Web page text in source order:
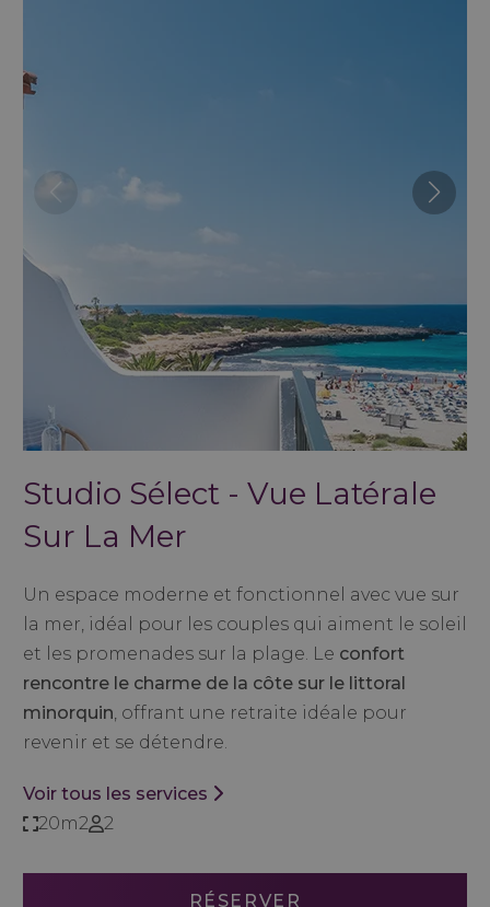
Studio Sélect - Vue Latérale
Sur La Mer
Un espace moderne et fonctionnel avec vue sur
la mer, idéal pour les couples qui aiment le soleil
et les promenades sur la plage. Le confort
rencontre le charme de la côte sur le littoral
minorquin, offrant une retraite idéale pour
revenir et se détendre.
Voir tous les services
20m2
2
RÉSERVER